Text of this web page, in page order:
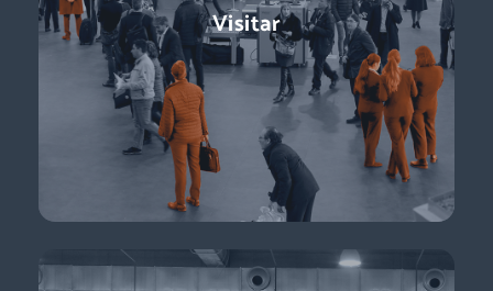
Visitar
Logistics & Automation es la feria líder en España, el evento
referente para conocer a los decisores de compras:
directores de logística, directores de compras, responsables
de e-commerce … + de 11.000 profesionales para impulsar tu
Descubre más